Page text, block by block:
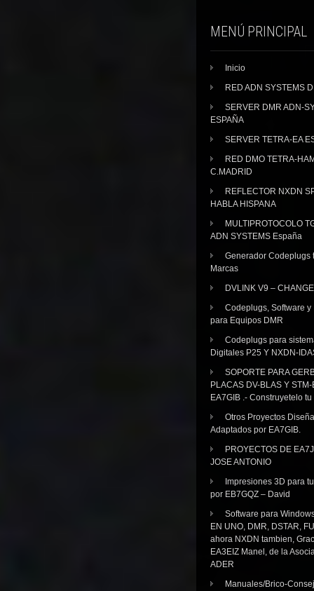
MENÚ PRINCIPAL
Inicio
RED ADN SYSTEMS
SERVER DMR ADN-
ESPAÑA
SERVER TETRA-EA
RED DMO TETRA-
C.MADRID
REFLECTOR NXDN
HABLA HISPANA
MULTIPROTOCOLO
ADN SYSTEMS España
Generador Codeplugs
Marcas
DVLINK V9 –
Codeplugs, Software y
para Equipos DMR
Codeplugs para
Digitales P25 Y NXDN-
SOPORTE PARA
PLACAS DV-BLAS Y
EA7GIB .- Construyetelo
Otros Proyectos
Adaptados por EA7GIB.
PROYECTOS DE
JOSE ANTONIO
Impresiones 3D para
por EB7GQZ – David
Software para
EN UNO, DMR, DSTAR,
ahora NXDN tambien,
EA3EIZ Manel, de la
ADER
Manuales/Brico-